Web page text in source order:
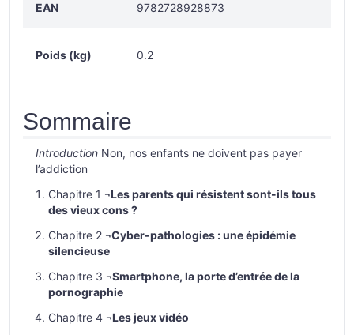
EAN 9782728928873
Poids (kg) 0.2
Sommaire
Introduction Non, nos enfants ne doivent pas payer
l’addiction
Chapitre 1 ¬Les parents qui résistent sont-ils tous
des vieux cons ?
Chapitre 2 ¬Cyber-pathologies : une épidémie
silencieuse
Chapitre 3 ¬Smartphone, la porte d’entrée de la
pornographie
Chapitre 4 ¬Les jeux vidéo